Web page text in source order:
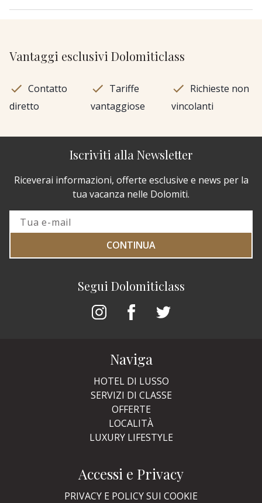
Vantaggi esclusivi Dolomiticlass
Contatto
diretto
Tariffe
vantaggiose
Richieste non
vincolanti
Segui Dolomiticlass
Iscriviti alla Newsletter
Riceverai informazioni, offerte esclusive e news per la
tua vacanza nelle Dolomiti.
CONTINUA
Naviga
HOTEL DI LUSSO
SERVIZI DI CLASSE
OFFERTE
LOCALITÀ
LUXURY LIFESTYLE
Accessi e Privacy
PRIVACY E POLICY SUI COOKIE